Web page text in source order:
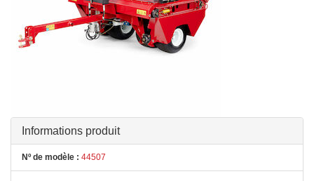
Informations produit
Nº de modèle : 44507